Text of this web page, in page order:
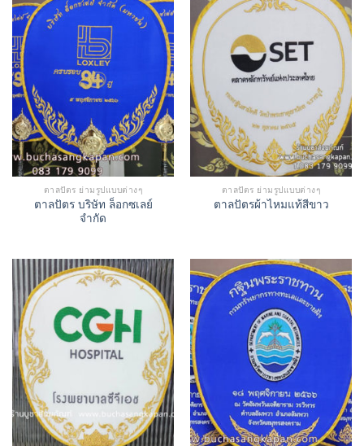
ตาลปัตร ย่ามรูปแบบต่างๆ
ตาลปัตร บริษัท ล็อกซเลย์
จำกัด
ตาลปัตร ย่ามรูปแบบต่างๆ
ตาลปัตรผ้าไหมแท้สีขาว